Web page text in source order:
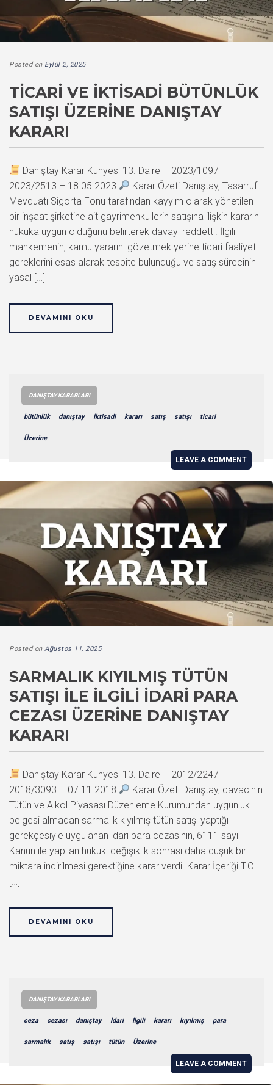
Posted on Eylül 2, 2025
TICARI VE İKTISADI BÜTÜNLÜK
SATIŞI ÜZERINE DANIŞTAY
KARARI
Danıştay Karar Künyesi 13. Daire – 2023/1097 –
2023/2513 – 18.05.2023
Karar Özeti Danıştay, Tasarruf
Mevduatı Sigorta Fonu tarafından kayyım olarak yönetilen
bir inşaat şirketine ait gayrimenkullerin satışına ilişkin kararın
hukuka uygun olduğunu belirterek davayı reddetti. İlgili
mahkemenin, kamu yararını gözetmek yerine ticari faaliyet
gereklerini esas alarak tespite bulunduğu ve satış sürecinin
yasal […]
DEVAMINI OKU
DANIŞTAY KARARLARI
bütünlük danıştay İktisadi kararı satış satışı ticari
Üzerine
LEAVE A COMMENT
Posted on Ağustos 11, 2025
SARMALIK KIYILMIŞ TÜTÜN
SATIŞI ILE İLGILI İDARI PARA
CEZASI ÜZERINE DANIŞTAY
KARARI
Danıştay Karar Künyesi 13. Daire – 2012/2247 –
2018/3093 – 07.11.2018
Karar Özeti Danıştay, davacının
Tütün ve Alkol Piyasası Düzenleme Kurumundan uygunluk
belgesi almadan sarmalık kıyılmış tütün satışı yaptığı
gerekçesiyle uygulanan idari para cezasının, 6111 sayılı
Kanun ile yapılan hukuki değişiklik sonrası daha düşük bir
miktara indirilmesi gerektiğine karar verdi. Karar İçeriği T.C.
[…]
DEVAMINI OKU
DANIŞTAY KARARLARI
ceza cezası danıştay İdari İlgili kararı kıyılmış para
sarmalık satış satışı tütün Üzerine
LEAVE A COMMENT